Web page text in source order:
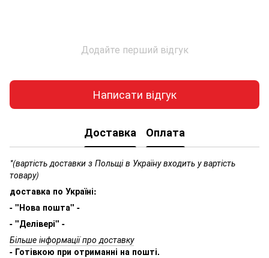
Додайте перший відгук
Написати відгук
Доставка Оплата
*(вартість доставки з Польщі в Україну входить у вартість
товару)
доставка по Україні:
- "Нова пошта" -
- "Делівері" -
Більше інформації про доставку
- Готівкою при отриманні на пошті.